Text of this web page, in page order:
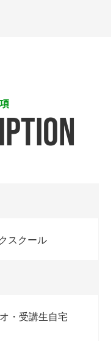
スクール
・受講生自宅